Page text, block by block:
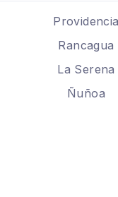
Providencia
Rancagua
La Serena
Ñuñoa